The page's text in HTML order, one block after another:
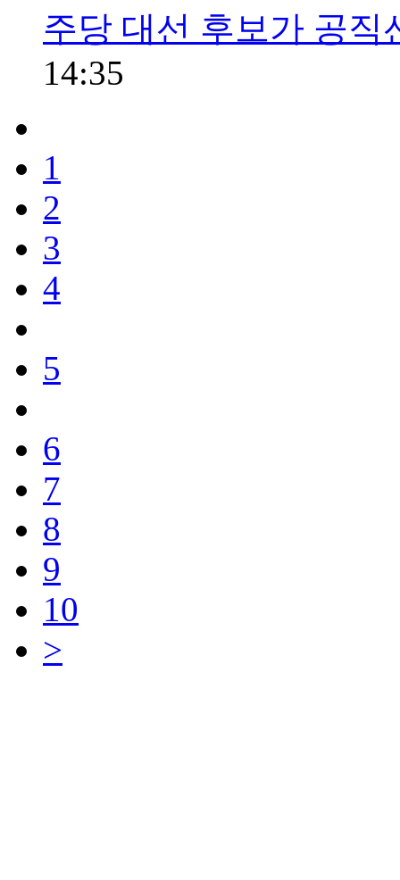
주당 대선 후보가 공직
14:35
1
2
3
4
5
6
7
8
9
10
>